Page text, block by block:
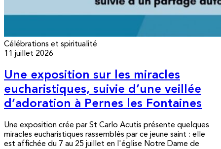
Célébrations et spiritualité
11 juillet 2026
Une exposition sur les miracles
eucharistiques, suivie d’une veillée
d’adoration à Pernes les Fontaines
Une exposition crée par St Carlo Acutis présente quelques
miracles eucharistiques rassemblés par ce jeune saint : elle
est affichée du 7 au 25 juillet en l'église Notre Dame de